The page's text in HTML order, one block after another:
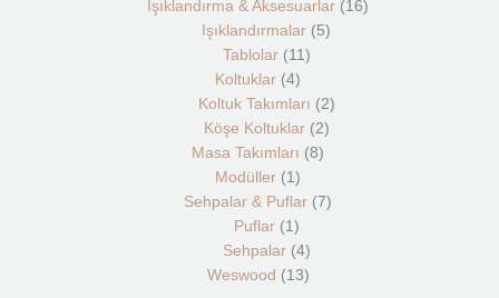
Işıklandırma & Aksesuarlar 16
Işıklandırmalar 5
Tablolar 11
Koltuklar 4
Koltuk Takımları 2
Köşe Koltuklar 2
Masa Takımları 8
Modüller 1
Sehpalar & Puflar 7
Puflar 1
Sehpalar 4
Weswood 13